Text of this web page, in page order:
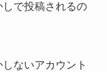
で投稿されるの
ないアカウント